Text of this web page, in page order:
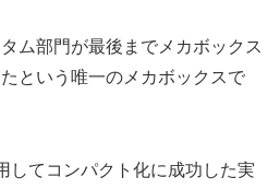
ム部門が最後までメカボックス
という唯一のメカボックスで
してコンパクト化に成功した実